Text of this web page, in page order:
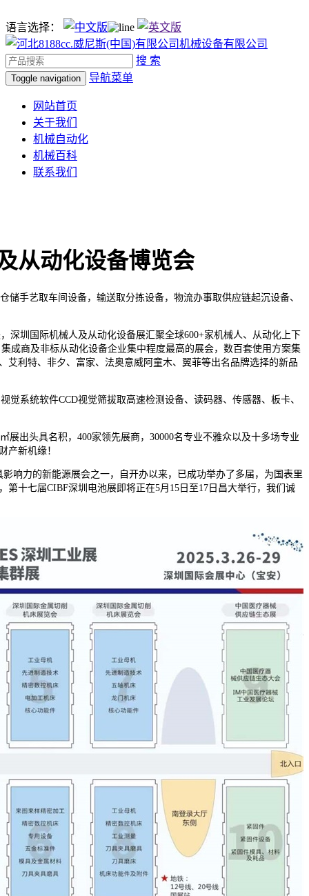
语言选择：
搜 索
Toggle navigation 导航菜单
网站首页
关于我们
机械自动化
机械百科
联系我们
从动化设备博览会
艺取车间设备，输送取分拣设备，物流办事取供应链起沉设备、
圳国际机械人及从动化设备展汇聚全球600+家机械人、从动化上下
成商及非标从动化设备企业集中程度最高的展会，数百套使用方案集
艾利特、非夕、富家、法奥意威阿童木、翼菲等出名品牌选择的新品
统软件CCD视觉筛拔取高速检测设备、读码器、传感器、板卡、
出头具名积，400家领先展商，30000名专业不雅众以及十多场专业
产新机缘！
力的新能源展会之一，自开办以来，已成功举办了多届，为国表里
第十七届CIBF深圳电池展即将正在5月15日至17日昌大举行，我们诚